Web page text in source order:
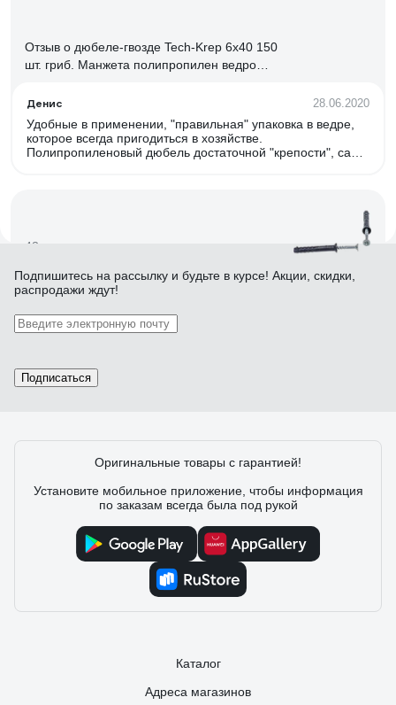
Отзыв о дюбеле-гвозде Tech-Krep 6х40 150
шт. гриб. Манжета полипропилен ведро
Денис 28.06.2020
Удобные в применении, "правильная" упаковка в ведре,
которое всегда пригодиться в хозяйстве.
Полипропиленовый дюбель достаточной "крепости", сам
43 отзыва
Отзыв о дюбеле-гвозде КРЕП-КОМП борт
потайной 6х40 200 шт дг640
Цена
Отзыв о дюбеле с шурупом Fischer DUOTEC
10 S (25 шт.) PH 539025
Федош Дмитрий Александрович
Подпишитесь на рассылку и будьте в курсе! Акции, скидки,
распродажи ждут!
Подписаться
Оригинальные товары с гарантией!
Установите мобильное приложение, чтобы информация
по заказам всегда была под рукой
Каталог
Адреса магазинов